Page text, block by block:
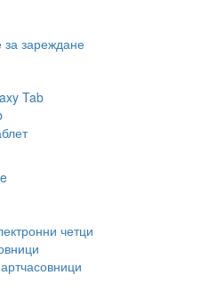
зареждане
Tab
четци